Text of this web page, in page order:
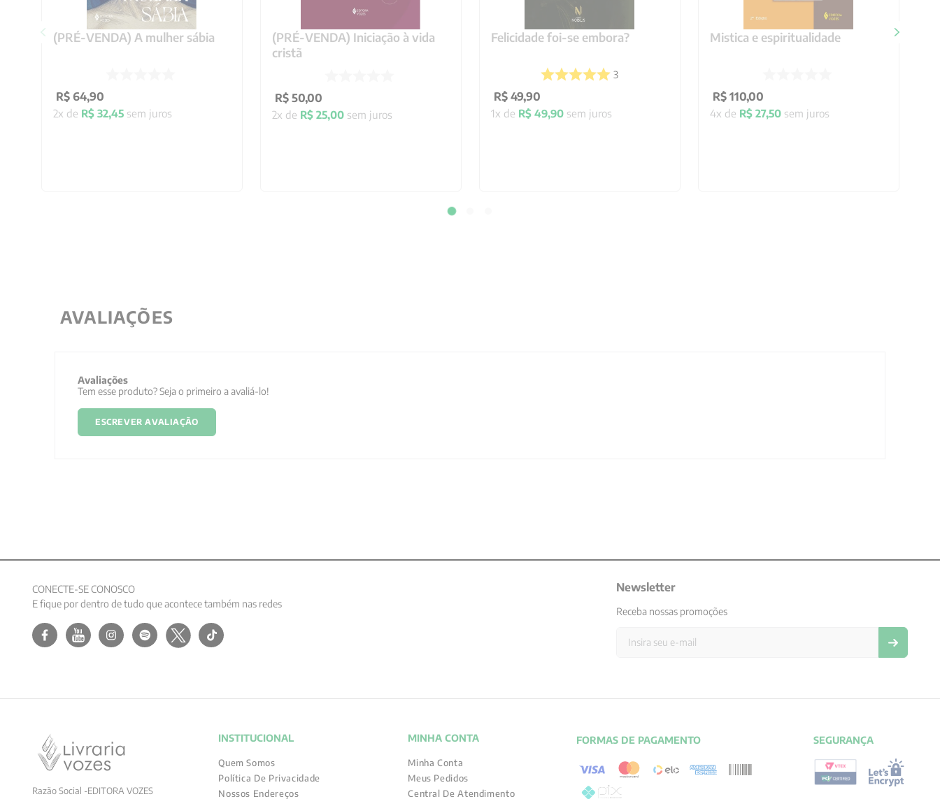
(PRÉ-VENDA) A mulher sábia
R$ 64,90
2x de R$ 32,45sem juros
(PRÉ-VENDA) Iniciação à vida
cristã
R$ 50,00
2x de R$ 25,00sem juros
Felicidade foi-se embora?
3
R$ 49,90
1x de R$ 49,90sem juros
Mistica e espiritualidade
R$ 110,00
4x de R$ 27,50sem juros
AVALIAÇÕES
Avaliações
Tem esse produto? Seja o primeiro a avaliá-lo!
ESCREVER AVALIAÇÃO
Newsletter
Receba nossas promoções
CONECTE-SE CONOSCO
E fique por dentro de tudo que acontece também nas redes
Razão Social -EDITORA VOZES
INSTITUCIONAL
Quem Somos
Política De Privacidade
Nossos Endereços
MINHA CONTA
Minha Conta
Meus Pedidos
Central De Atendimento
FORMAS DE PAGAMENTO SEGURANÇA